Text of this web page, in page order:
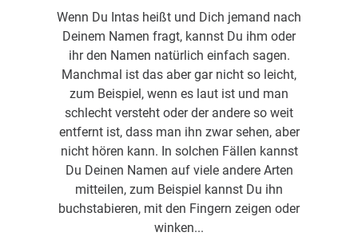
Wenn Du Intas heißt und Dich jemand nach
Deinem Namen fragt, kannst Du ihm oder
ihr den Namen natürlich einfach sagen.
Manchmal ist das aber gar nicht so leicht,
zum Beispiel, wenn es laut ist und man
schlecht versteht oder der andere so weit
entfernt ist, dass man ihn zwar sehen, aber
nicht hören kann. In solchen Fällen kannst
Du Deinen Namen auf viele andere Arten
mitteilen, zum Beispiel kannst Du ihn
buchstabieren, mit den Fingern zeigen oder
winken...